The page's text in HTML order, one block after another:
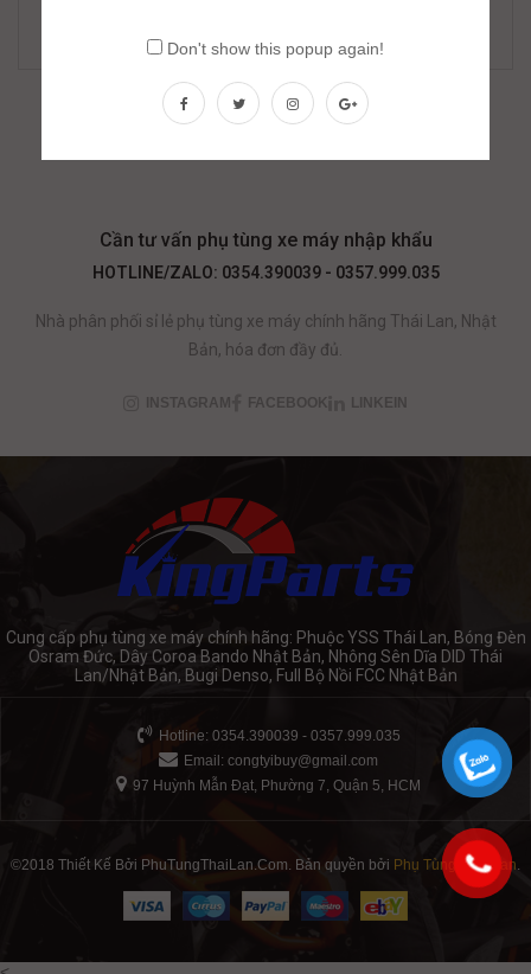
270,000
193,000 ₫
Cần tư vấn phụ tùng xe máy nhập khẩu
HOTLINE/ZALO: 0354.390039 - 0357.999.035
Nhà phân phối sỉ lẻ phụ tùng xe máy chính hãng Thái Lan, Nhật
Bản, hóa đơn đầy đủ.
INSTAGRAM FACEBOOK LINKEIN
Cung cấp phụ tùng xe máy chính hãng: Phuộc YSS Thái Lan, Bóng Đèn
Osram Đức, Dây Coroa Bando Nhật Bản, Nhông Sên Dĩa DID Thái
Lan/Nhật Bản, Bugi Denso, Full Bộ Nồi FCC Nhật Bản
Hotline: 0354.390039 - 0357.999.035
Email: congtyibuy@gmail.com
97 Huỳnh Mẫn Đạt, Phường 7, Quận 5, HCM
©2018 Thiết Kế Bởi PhuTungThaiLan.Com. Bản quyền bởi Phụ Tùng Thái Lan.
Don't show this popup again!